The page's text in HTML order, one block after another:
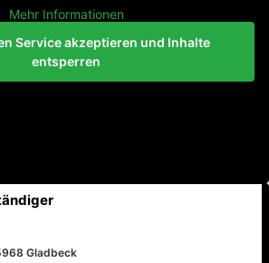
Mehr Informationen
Service akzeptieren und Inhalte
entsperren
Gladbeck